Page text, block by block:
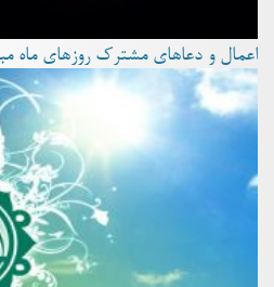
اعمال و دعاهای مشترک روزهای ماه